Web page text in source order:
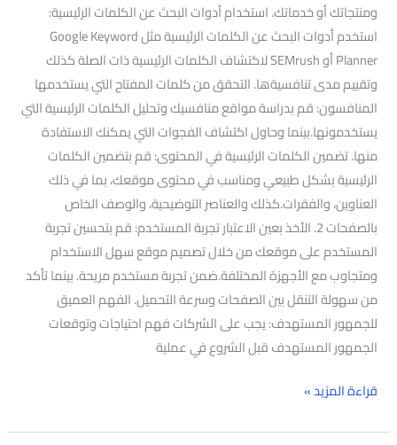
ومنتجاتك أو خدماتك. استخدام أدوات البحث عن الكلمات الرئيسية:
استخدم أدوات البحث عن الكلمات الرئيسية مثل Google Keyword
Planner أو SEMrush لاكتشاف الكلمات الرئيسية ذات الصلة كذلك
وتقييم مدى تنافسيةها. التحقق من كلمات المفتاح التي يستخدمها
المنافسون: قم بدراسة مواقع منافسيك وتحليل الكلمات الرئيسية التي
يستخدمونها.بينما وحاول اكتشاف الفجوات التي يمكنك الاستفادة
منها. تضمين الكلمات الرئيسية في المحتوى: قم بتضمين الكلمات
الرئيسية بشكل طبيعي ومناسب في محتوى موقعك، بما في ذلك
العناوين، والفقرات.كذلك والعناصر التوضيحية، والوصف الخاص
بالصفحات 2. الأخذ بعين الاعتبار تجربة المستخدم: قم بتحسين تجربة
المستخدم على موقعك من خلال تصميم موقع سهل الاستخدام
ومتجاوب مع الأجهزة المختلفة.ضمن تجربة مستخدم مريحة. بينما تأكد
من سهولة التنقل بين الصفحات وسرعة التحميل. الفهم العميق
للجمهور المستهدف: يجب على الشركات فهم احتياجات وتوقعات
الجمهور المستهدف قبل الشروع في عملية
قراءة المزيد »